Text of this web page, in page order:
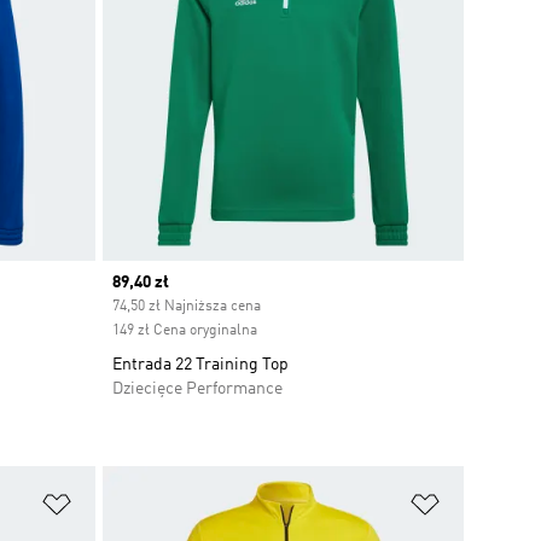
Current price
89,40 zł
74,50 zł Najniższa cena
149 zł Cena oryginalna
Entrada 22 Training Top
Dziecięce Performance
Dodaj do listy życzeń